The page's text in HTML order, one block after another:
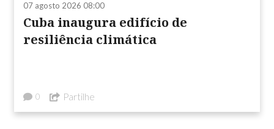
07 agosto 2026 08:00
Cuba inaugura edifício de
resiliência climática
0 Partilhe